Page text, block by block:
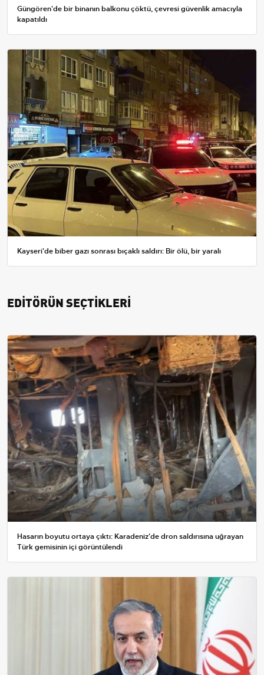
Güngören'de bir binanın balkonu çöktü, çevresi güvenlik amacıyla
kapatıldı
Kayseri'de biber gazı sonrası bıçaklı saldırı: Bir ölü, bir yaralı
EDİTÖRÜN SEÇTİKLERİ
Hasarın boyutu ortaya çıktı: Karadeniz'de dron saldırısına uğrayan
Türk gemisinin içi görüntülendi